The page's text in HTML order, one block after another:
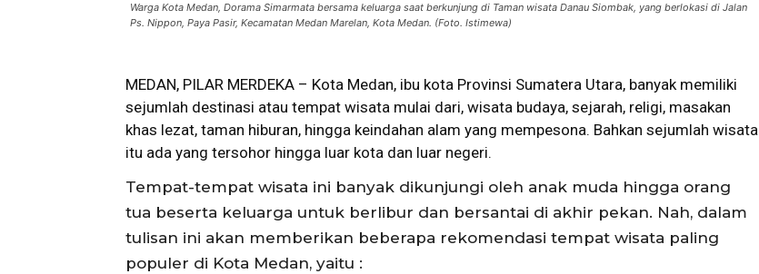
Warga Kota Medan, Dorama Simarmata bersama keluarga saat berkunjung di Taman wisata Danau Siombak, yang berlokasi di Jalan
Ps. Nippon, Paya Pasir, Kecamatan Medan Marelan, Kota Medan. (Foto. Istimewa)
MEDAN, PILAR MERDEKA – Kota Medan, ibu kota Provinsi Sumatera Utara, banyak memiliki
sejumlah destinasi atau tempat wisata mulai dari, wisata budaya, sejarah, religi, masakan
khas lezat, taman hiburan, hingga keindahan alam yang mempesona. Bahkan sejumlah wisata
itu ada yang tersohor hingga luar kota dan luar negeri.
Tempat-tempat wisata ini banyak dikunjungi oleh anak muda hingga orang
tua beserta keluarga untuk berlibur dan bersantai di akhir pekan. Nah, dalam
tulisan ini akan memberikan beberapa rekomendasi tempat wisata paling
populer di Kota Medan, yaitu :